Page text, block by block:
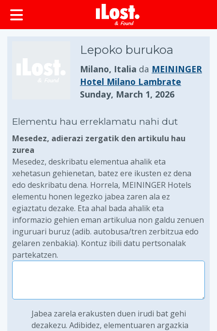
Lepoko burukoa
Milano, Italia da MEININGER
Hotel Milano Lambrate
Sunday, March 1, 2026
Elementu hau erreklamatu nahi dut
Mesedez, adierazi zergatik den artikulu hau
zurea
Mesedez, deskribatu elementua ahalik eta
xehetasun gehienetan, batez ere ikusten ez dena
edo deskribatu dena. Horrela, MEININGER Hotels
elementu honen legezko jabea zaren ala ez
egiaztatu dezake. Eta ahal bada ahalik eta
informazio gehien eman artikulua non galdu zenuen
inguruari buruz (adib. autobusa/tren zerbitzua edo
gelaren zenbakia). Kontuz ibili datu pertsonalak
partekatzen.
Jabea zarela erakusten duen irudi bat gehi
dezakezu. Adibidez, elementuaren argazkia